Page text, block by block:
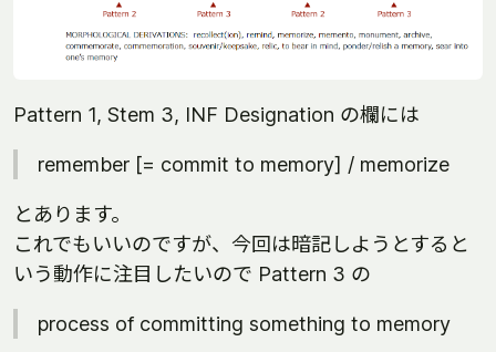
Pattern 1, Stem 3, INF Designation の欄には
remember [= commit to memory] / memorize
とあります。
これでもいいのですが、今回は暗記しようとすると
いう動作に注目したいので Pattern 3 の
process of committing something to memory